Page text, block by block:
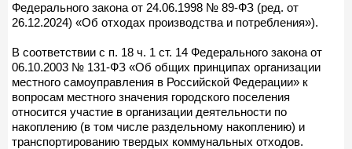
Федерального закона от 24.06.1998 № 89-ФЗ (ред. от
26.12.2024) «Об отходах производства и потребления»).
В соответствии с п. 18 ч. 1 ст. 14 Федерального закона от
06.10.2003 № 131-ФЗ «Об общих принципах организации
местного самоуправления в Российской Федерации» к
вопросам местного значения городского поселения
относится участие в организации деятельности по
накоплению (в том числе раздельному накоплению) и
транспортированию твердых коммунальных отходов.